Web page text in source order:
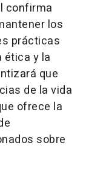
confirma
los
prácticas
ética y la
que
de la vida
ofrece la
sobre